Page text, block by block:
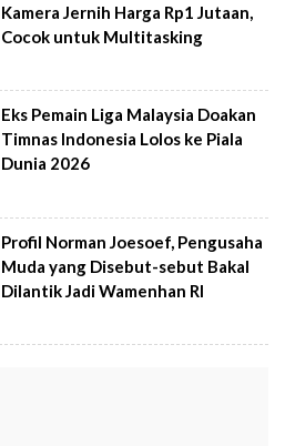
Kamera Jernih Harga Rp1 Jutaan,
Cocok untuk Multitasking
Eks Pemain Liga Malaysia Doakan
Timnas Indonesia Lolos ke Piala
Dunia 2026
Profil Norman Joesoef, Pengusaha
Muda yang Disebut-sebut Bakal
Dilantik Jadi Wamenhan RI